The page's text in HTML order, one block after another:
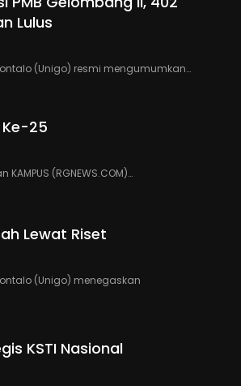
Lulus
(Unigo) resmi mengumumkan…
Ke-25
(RGNEWS.COM)…
Lewat Riset
(Unigo) menegaskan
KSTI Nasional